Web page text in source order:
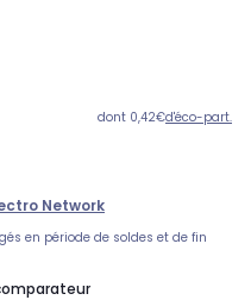
dont 0,42€d'éco-part.
Network
en période de soldes et de fin